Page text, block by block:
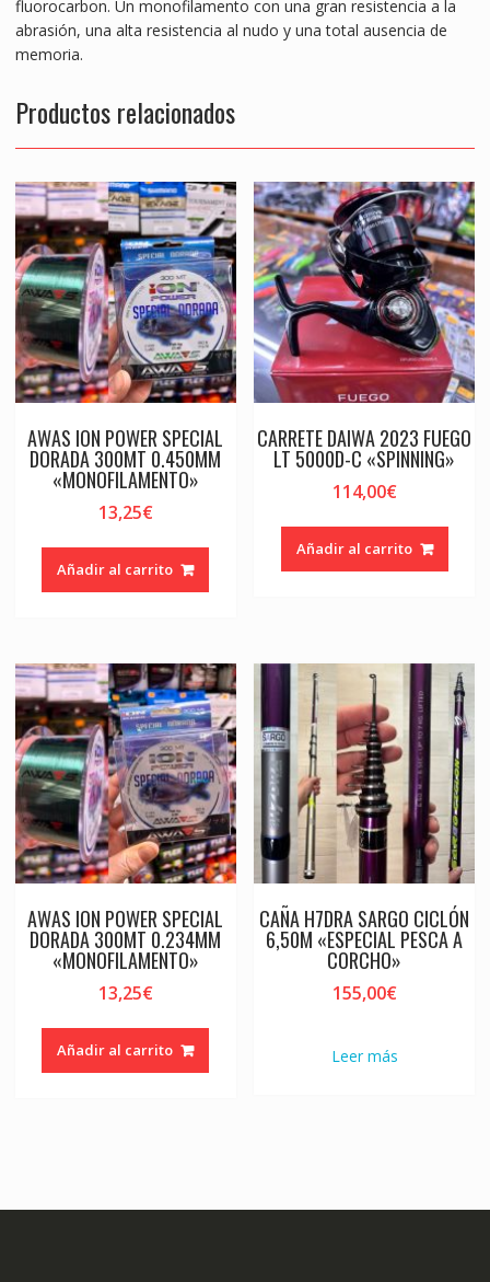
fluorocarbon. Un monofilamento con una gran resistencia a la
abrasión, una alta resistencia al nudo y una total ausencia de
memoria.
Productos relacionados
AWAS ION POWER SPECIAL
DORADA 300MT 0.450MM
«MONOFILAMENTO»
13,25€
Añadir al carrito
CARRETE DAIWA 2023 FUEGO
LT 5000D-C «SPINNING»
114,00€
Añadir al carrito
AWAS ION POWER SPECIAL
DORADA 300MT 0.234MM
«MONOFILAMENTO»
13,25€
Añadir al carrito
CAÑA H7DRA SARGO CICLÓN
6,50M «ESPECIAL PESCA A
CORCHO»
155,00€
Leer más